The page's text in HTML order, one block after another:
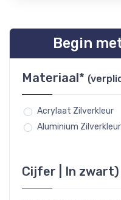
Begin
Materiaal*
Acrylaat Zilverkleur
Aluminium
Cijfer | In zwart)